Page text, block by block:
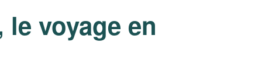
voyage en